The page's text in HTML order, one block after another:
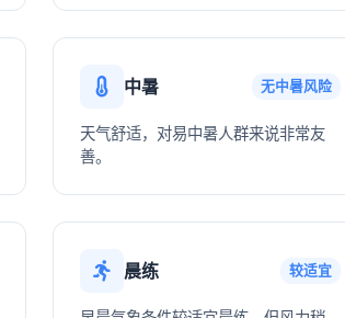
中暑 无中暑风险
天气舒适，对易中暑人群来说非常友
善。
晨练 较适宜